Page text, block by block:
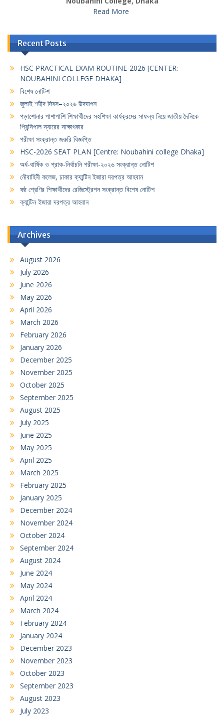
Read More
Recent Posts
HSC PRACTICAL EXAM ROUTINE-2026 [CENTER:
NOUBAHINI COLLEGE DHAKA]
বিশেষ নোটিশ
জুলাই শহীদ দিবস–২০২৬ উদযাপন
পড়াশোনার পাশাপাশি শিক্ষার্থীদের সহশিক্ষা কার্যক্রমের সাফল্য নিয়ে জাতীয় দৈনিকে
প্রিন্সিপাল স্যারের সাক্ষাৎকার
পরীক্ষা সংক্রান্ত জরুরি বিজ্ঞপ্তি
HSC-2026 SEAT PLAN [Centre: Noubahini college Dhaka]
অর্ধ-বার্ষিক ও প্রাক-নির্বাচনি পরীক্ষা-২০২৬ সংক্রান্ত নোটিশ
নৌবাহিনী কলেজ, ঢাকার ক্যান্টিন ইজারা দরপত্র আহবান
ষষ্ঠ শ্রেণির শিক্ষার্থীদের রেজিস্ট্রেশন সংক্রান্ত বিশেষ নোটিশ
ক্যান্টিন ইজারা দরপত্র আহবান
Archives
August 2026
July 2026
June 2026
May 2026
April 2026
March 2026
February 2026
January 2026
December 2025
November 2025
October 2025
September 2025
August 2025
July 2025
June 2025
May 2025
April 2025
March 2025
February 2025
January 2025
December 2024
November 2024
October 2024
September 2024
August 2024
June 2024
May 2024
April 2024
March 2024
February 2024
January 2024
December 2023
November 2023
October 2023
September 2023
August 2023
July 2023